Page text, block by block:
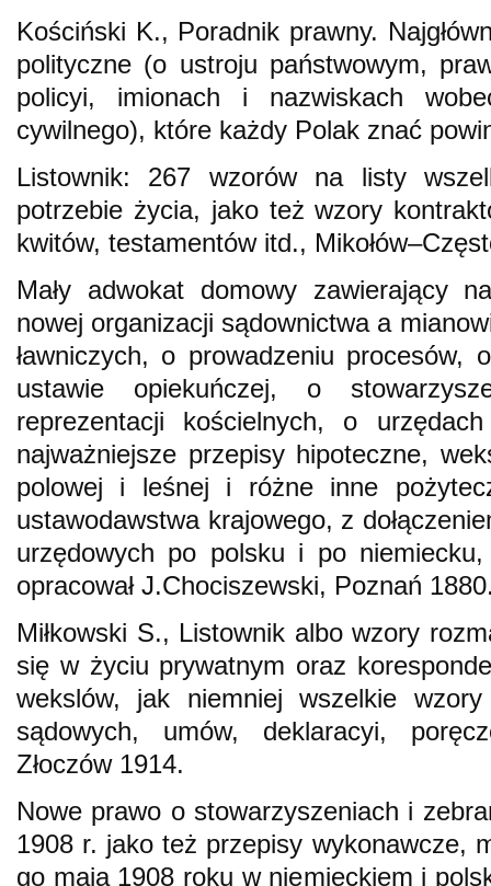
Kościński K., Poradnik prawny.
polityczne (o ustroju państwowym,
policyi, imionach i nazwiskach
cywilnego), które każdy Polak znać
Listownik: 267 wzorów na listy
potrzebie życia, jako też wzory
kwitów, testamentów itd.,
Mały adwokat domowy zawierający
nowej organizacji sądownictwa a
ławniczych, o prowadzeniu procesów,
ustawie opiekuńczej, o
reprezentacji kościelnych, o
najważniejsze przepisy hipoteczne,
polowej i leśnej i różne inne
ustawodawstwa krajowego, z
urzędowych po polsku i po niemiecku,
opracował J.Chociszewski, Poznań
Miłkowski S., Listownik albo wzory
się w życiu prywatnym oraz
wekslów, jak niemniej wszelkie
sądowych, umów, deklaracyi,
Złoczów 1914.
Nowe prawo o stowarzyszeniach i
1908 r. jako też przepisy wykonawcze,
go maja 1908 roku w niemieckiem i